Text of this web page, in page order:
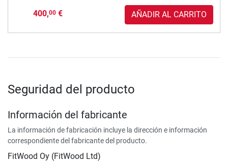
400,00€ AÑADIR AL CARRITO
Seguridad del producto
Información del fabricante
La información de fabricación incluye la dirección e información
correspondiente del fabricante del producto.
FitWood Oy (FitWood Ltd)